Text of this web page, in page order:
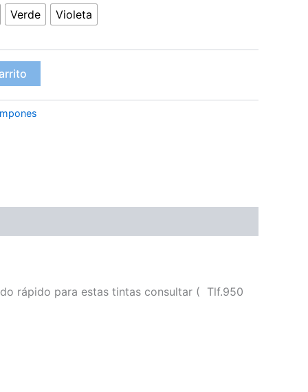
Verde Violeta
rápido para estas tintas consultar ( Tlf.950